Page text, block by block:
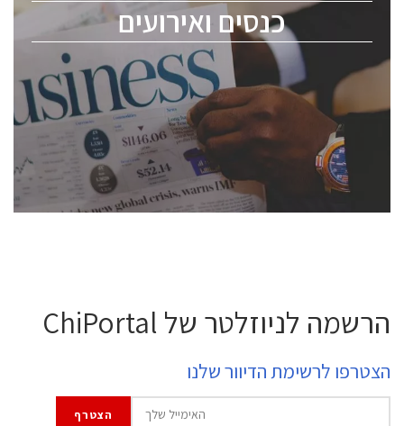
כנסים ואירועים
ChipEx2026 will be held on May 12-13, 2026. The
conference is intended for everyone involved in the
semiconductor industry, including engineers,
professional experts, and senior executives.
לחץ לפרטים
הרשמה לניוזלטר של ChiPortal
הצטרפו לרשימת הדיוור שלנו